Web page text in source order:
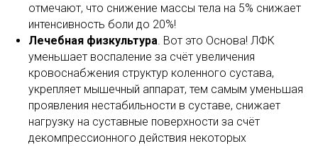
отмечают, что снижение массы тела на 5% снижает
интенсивность боли до 20%!
Лечебная физкультура. Вот это Основа! ЛФК
уменьшает воспаление за счёт увеличения
кровоснабжения структур коленного сустава,
укрепляет мышечный аппарат, тем самым уменьшая
проявления нестабильности в суставе, снижает
нагрузку на суставные поверхности за счёт
декомпрессионного действия некоторых